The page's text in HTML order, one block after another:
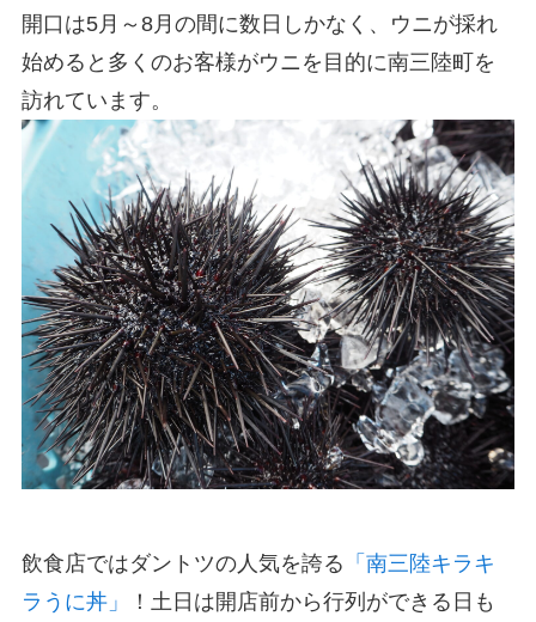
開口は5月～8月の間に数日しかなく、ウニが採れ
始めると多くのお客様がウニを目的に南三陸町を
訪れています。
飲食店ではダントツの人気を誇る 「南三陸キラキ
ラうに丼」
！土日は開店前から行列ができる日も